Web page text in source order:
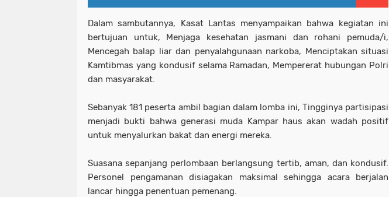
Dalam sambutannya, Kasat Lantas menyampaikan bahwa kegiatan ini
bertujuan untuk, Menjaga kesehatan jasmani dan rohani pemuda/i,
Mencegah balap liar dan penyalahgunaan narkoba, Menciptakan situasi
Kamtibmas yang kondusif selama Ramadan, Mempererat hubungan Polri
dan masyarakat.
Sebanyak 181 peserta ambil bagian dalam lomba ini, Tingginya partisipasi
menjadi bukti bahwa generasi muda Kampar haus akan wadah positif
untuk menyalurkan bakat dan energi mereka.
Suasana sepanjang perlombaan berlangsung tertib, aman, dan kondusif.
Personel pengamanan disiagakan maksimal sehingga acara berjalan
lancar hingga penentuan pemenang.